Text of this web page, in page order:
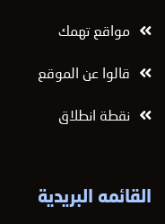
مواقع تهمك
قالوا عن الموقع
نقطة انطلاق
القائمه البريدية